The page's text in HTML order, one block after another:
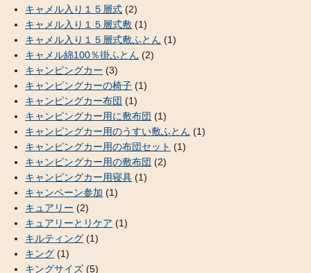
キャメル入り１５層式 (2)
キャメル入り１５層式敷 (1)
キャメル入り１５層式敷ふとん (1)
キャメル綿100％掛ふとん (2)
キャンピングカー (3)
キャンピングカーの椅子 (1)
キャンピングカー布団 (1)
キャンピングカー用に敷布団 (1)
キャンピングカー用のうすい敷ふとん (1)
キャンピングカー用の布団セット (1)
キャンピングカー用の敷布団 (2)
キャンピングカー用寝具 (1)
キャンペーン参加 (1)
キュアリー (2)
キュアリーとリケア (1)
キルティング (1)
キング (1)
キングサイズ (5)